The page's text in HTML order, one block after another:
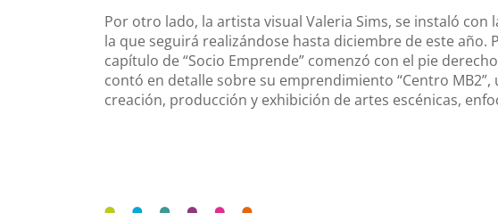
Por otro lado, la artista visual Valeria Sims, se instaló con
la que seguirá realizándose hasta diciembre de este
capítulo de “Socio Emprende” comenzó con el pie
contó en detalle sobre su emprendimiento “Centro
creación, producción y exhibición de artes escénicas,